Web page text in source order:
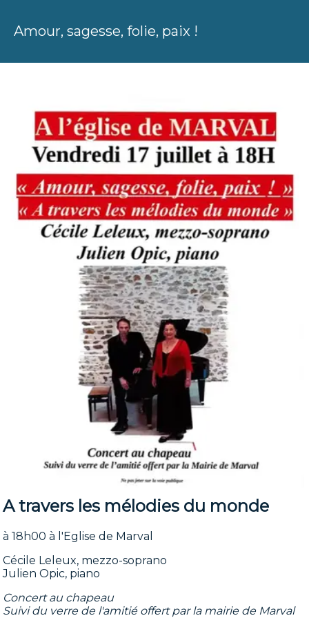
Amour, sagesse, folie, paix !
A travers les mélodies du monde
à 18h00 à l'Eglise de Marval
Cécile Leleux, mezzo-soprano
Julien Opic, piano
Concert au chapeau
Suivi du verre de l'amitié offert par la mairie de Marval